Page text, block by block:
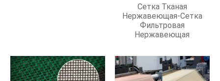
Сетка Тканая
Нержавеющая-Сетка
Фильтровая
Нержавеющая